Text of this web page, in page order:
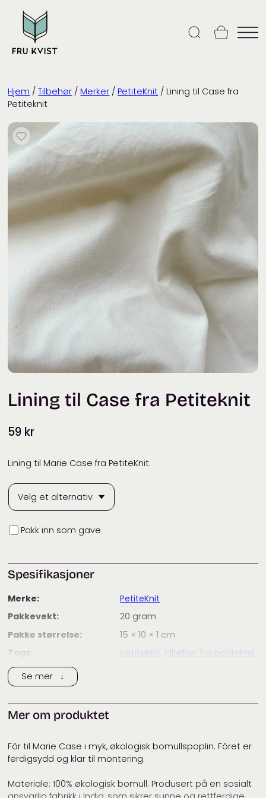
content
Hjem /Tilbehør / Merker / PetiteKnit / Lining til Case fra
Petiteknit
Lining til Case fra Petiteknit
59 kr
Lining til Marie Case fra PetiteKnit.
Innpakning
Pakk inn som gave
Spesifikasjoner
Merke:
PetiteKnit
Pakkevekt:
20 gram
Pakke størrelse:
15 × 10 × 1 cm
Tags:
petiteknit tilbehør fra petiteknit
Kategorier:
Se mer ↓
Mer om produktet
Fôr til Marie Case i myk, økologisk bomullspoplin. Fôret er
ferdigsydd og klar til montering.
Materiale: 100% økologisk bomull. Produsert på en sosialt